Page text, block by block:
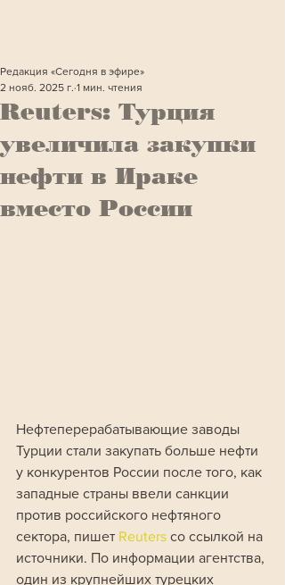
Reuters: Турция
увеличила закупки
нефти в Ираке
вместо России
Редакция «Сегодня в эфире»
2 нояб. 2025 г. 1 мин. чтения
Нефтеперерабатывающие заводы
Турции стали закупать больше нефти
у конкурентов России после того, как
западные страны ввели санкции
против российского нефтяного
сектора, пишет Reuters со ссылкой на
источники. По информации агентства,
один из крупнейших турецких